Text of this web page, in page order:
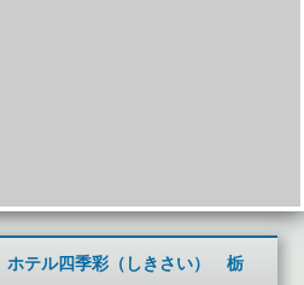
ホテル四季彩（しきさい） 栃